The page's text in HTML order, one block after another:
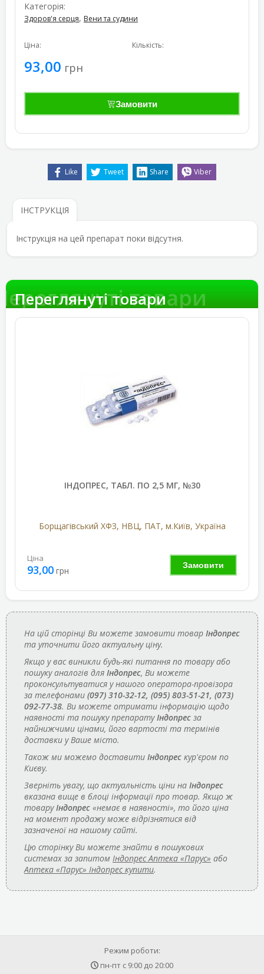
Категорія:
Здоров'я серця, Вени та судини
Ціна:
93,00 грн
Кількість:
Замовити
Like Tweet Share Viber
ІНСТРУКЦІЯ
Інструкція на цей препарат поки відсутня.
товари
Переглянуті товари
ІНДОПРЕС, ТАБЛ. ПО 2,5 МГ, №30
Борщагівський ХФЗ, НВЦ, ПАТ, м.Київ, Україна
Замовити
Ціна
93,00 грн
На цій сторінці Ви можете замовити товар Індопрес
та уточнити його актуальну ціну.
Якщо у вас виникли будь-які питання по товару або
пошуку аналогів для Індопрес, Ви можете
проконсультуватися у нашого оператора-провізора
за телефонами (097) 310-32-12, (095) 803-51-21, (073)
092-77-38. Ви можете отримати інформацію щодо
наявності та пошуку препаратуІндопрес за
найнижчими цінами, його вартості та термінів
доставки у Ваше місто.
Також ми можемо доставити Індопрес кур'єром по
Києву.
Зверніть увагу, що актуальність ціни на Індопрес
вказана вище в блоці інформації про товар. Якщо ж
товаруІндопрес «немає в наявності», то його ціна
на момент продажу може відрізнятися від
зазначеної на нашому сайті.
Цю сторінку Ви можете знайти в пошукових
системах за запитом Індопрес Аптека «Парус» або
Аптека «Парус» Індопрес купити.
Режим роботи:
пн-пт с 9:00 до 20:00